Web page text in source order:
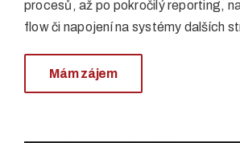
procesů, až po pokročilý reporting,
flow či napojení na systémy dalších
Mám zájem